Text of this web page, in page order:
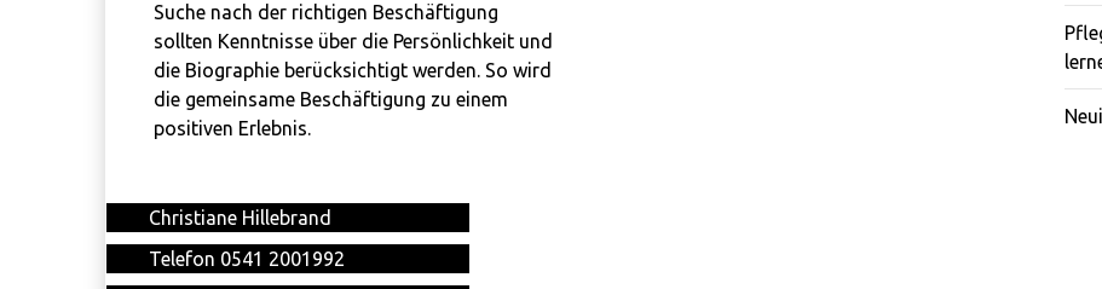
Suche nach der richtigen Beschäftigung
sollten Kenntnisse über die Persönlichkeit und
die Biographie berücksichtigt werden. So wird
die gemeinsame Beschäftigung zu einem
positiven Erlebnis.
Christiane Hillebrand
Telefon 0541 2001992